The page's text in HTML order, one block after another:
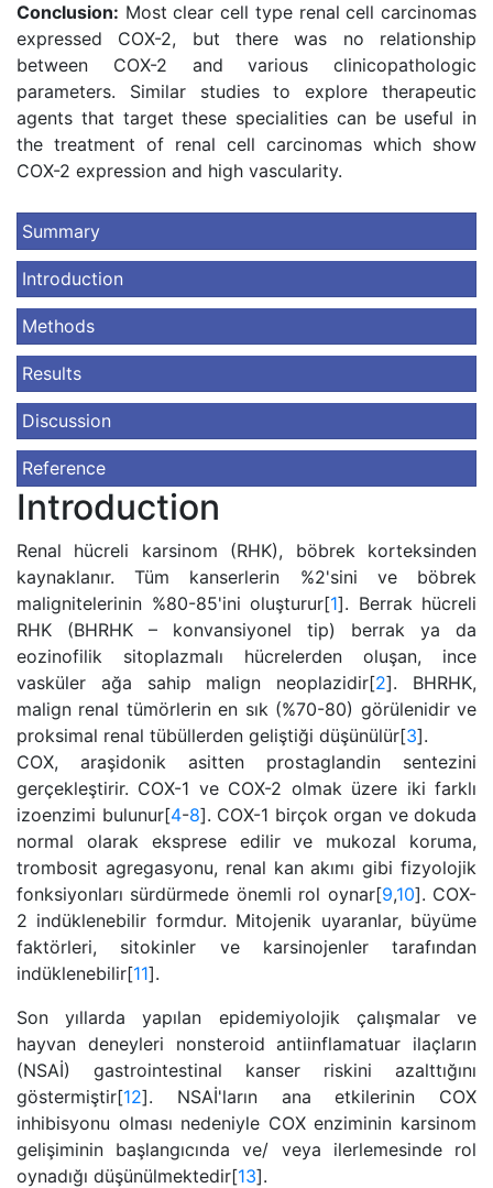
Conclusion: Most clear cell type renal cell carcinomas
expressed COX-2, but there was no relationship
between COX-2 and various clinicopathologic
parameters. Similar studies to explore therapeutic
agents that target these specialities can be useful in
the treatment of renal cell carcinomas which show
COX-2 expression and high vascularity.
Summary
Introduction
Methods
Results
Discussion
Reference
Introduction
Renal hücreli karsinom (RHK), böbrek korteksinden
kaynaklanır. Tüm kanserlerin %2'sini ve böbrek
malignitelerinin %80-85'ini oluşturur[1]. Berrak hücreli
RHK (BHRHK – konvansiyonel tip) berrak ya da
eozinofilik sitoplazmalı hücrelerden oluşan, ince
vasküler ağa sahip malign neoplazidir[2]. BHRHK,
malign renal tümörlerin en sık (%70-80) görülenidir ve
proksimal renal tübüllerden geliştiği düşünülür[3].
COX, araşidonik asitten prostaglandin sentezini
gerçekleştirir. COX-1 ve COX-2 olmak üzere iki farklı
izoenzimi bulunur[4-8]. COX-1 birçok organ ve dokuda
normal olarak eksprese edilir ve mukozal koruma,
trombosit agregasyonu, renal kan akımı gibi fizyolojik
fonksiyonları sürdürmede önemli rol oynar[9,10]. COX-
2 indüklenebilir formdur. Mitojenik uyaranlar, büyüme
faktörleri, sitokinler ve karsinojenler tarafından
indüklenebilir[11].
Son yıllarda yapılan epidemiyolojik çalışmalar ve
hayvan deneyleri nonsteroid antiinflamatuar ilaçların
(NSAİ) gastrointestinal kanser riskini azalttığını
göstermiştir[12]. NSAİ'ların ana etkilerinin COX
inhibisyonu olması nedeniyle COX enziminin karsinom
gelişiminin başlangıcında ve/ veya ilerlemesinde rol
oynadığı düşünülmektedir[13].